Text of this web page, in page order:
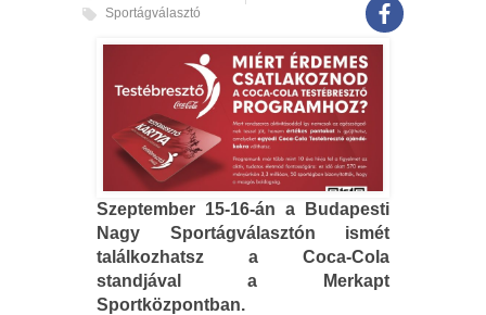
Sportágválasztó
Szeptember 15-16-án a Budapesti
Nagy Sportágválasztón ismét
találkozhatsz a Coca-Cola
standjával a Merkapt
Sportközpontban.